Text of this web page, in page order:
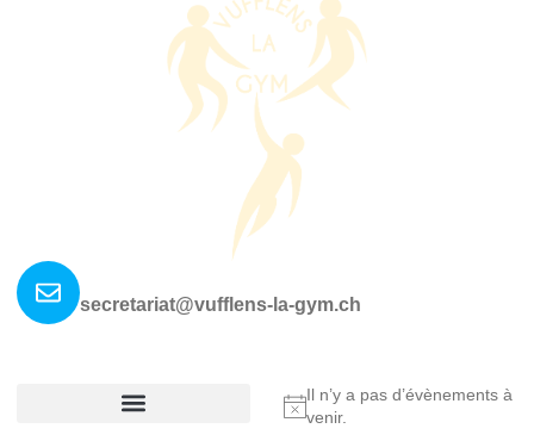
secretariat@vufflens-la-gym.ch
Notice
Il n’y a pas d’évènements à
venir.